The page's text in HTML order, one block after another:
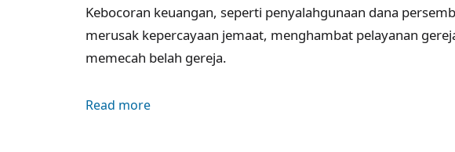
Cara
Menghindarinya
Kebocoran keuangan, seperti penyalahgunaan dana
merusak kepercayaan jemaat, menghambat pelayanan
memecah belah gereja.
Read more